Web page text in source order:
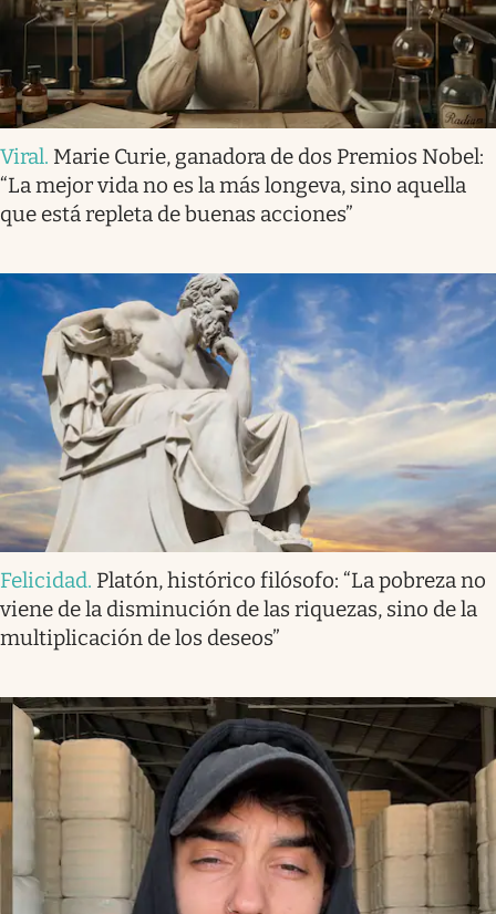
Viral. Marie Curie, ganadora de dos Premios Nobel:
“La mejor vida no es la más longeva, sino aquella
que está repleta de buenas acciones”
Felicidad. Platón, histórico filósofo: “La pobreza no
viene de la disminución de las riquezas, sino de la
multiplicación de los deseos”